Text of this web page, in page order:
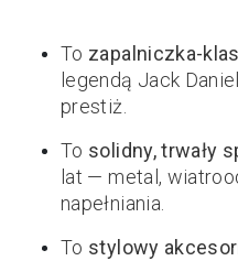
To zapalniczka-
legendą Jack
prestiż.
To solidny, trwały
lat — metal,
napełniania.
To stylowy